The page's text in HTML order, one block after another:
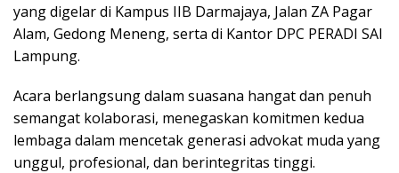
yang digelar di Kampus IIB Darmajaya, Jalan ZA Pagar
Alam, Gedong Meneng, serta di Kantor DPC PERADI SAI
Lampung.
Acara berlangsung dalam suasana hangat dan penuh
semangat kolaborasi, menegaskan komitmen kedua
lembaga dalam mencetak generasi advokat muda yang
unggul, profesional, dan berintegritas tinggi.